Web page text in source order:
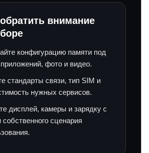
внимание
конфигурацию памяти под
фото и видео.
стандарты связи, тип SIM и
нужных сервисов.
дисплей, камеры и зарядку с
собственного сценария